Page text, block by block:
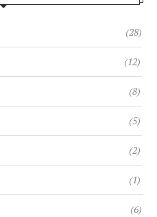
(28)
(12)
(8)
(5)
(2)
(1)
(6)